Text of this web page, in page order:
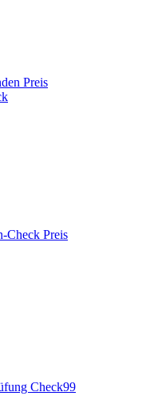
Preis
Check Preis
Check99